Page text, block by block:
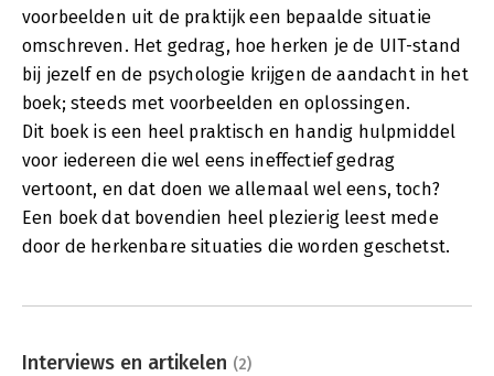
voorbeelden uit de praktijk een bepaalde situatie
omschreven. Het gedrag, hoe herken je de UIT-stand
bij jezelf en de psychologie krijgen de aandacht in het
boek; steeds met voorbeelden en oplossingen.
Dit boek is een heel praktisch en handig hulpmiddel
voor iedereen die wel eens ineffectief gedrag
vertoont, en dat doen we allemaal wel eens, toch?
Een boek dat bovendien heel plezierig leest mede
door de herkenbare situaties die worden geschetst.
Interviews en artikelen (2)